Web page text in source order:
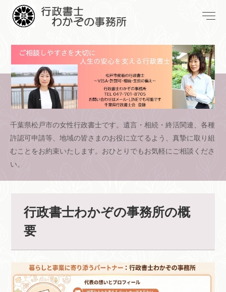
千葉県松戸市の女性行政書士です。遺言・相続・終活関連、各種
許認可申請等、地域の皆さまのお役に立てるよう、真摯に取り組
むことをお約束いたします。おひとりでもお気軽にご相談くださ
い。
行政書士わかぞの事務所の概
要